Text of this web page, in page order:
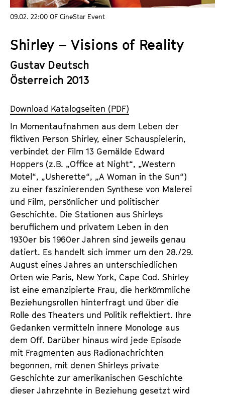
t
e
.
V
09.02. 22:00 OF CineStar Event
Shirley – Visions of Reality
Gustav Deutsch
Österreich 2013
Download Katalogseiten (PDF)
In Momentaufnahmen aus dem Leben der
fiktiven Person Shirley, einer Schauspielerin,
verbindet der Film 13 Gemälde Edward
Hoppers (z.B. „Office at Night“, „Western
Motel“, „Usherette“, „A Woman in the Sun“)
zu einer faszinierenden Synthese von Malerei
und Film, persönlicher und politischer
Geschichte. Die Stationen aus Shirleys
beruflichem und privatem Leben in den
1930er bis 1960er Jahren sind jeweils genau
datiert. Es handelt sich immer um den 28./29.
August eines Jahres an unterschiedlichen
Orten wie Paris, New York, Cape Cod. Shirley
ist eine emanzipierte Frau, die herkömmliche
Beziehungsrollen hinterfragt und über die
Rolle des Theaters und Politik reflektiert. Ihre
Gedanken vermitteln innere Monologe aus
dem Off. Darüber hinaus wird jede Episode
mit Fragmenten aus Radionachrichten
begonnen, mit denen Shirleys private
Geschichte zur amerikanischen Geschichte
dieser Jahrzehnte in Beziehung gesetzt wird